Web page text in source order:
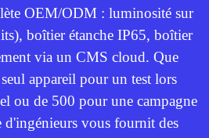
OEM/ODM : luminosité sur
boîtier étanche IP65, boîtier
via un CMS cloud. Que
appareil pour un test lors
ou de 500 pour une campagne
d'ingénieurs vous fournit des